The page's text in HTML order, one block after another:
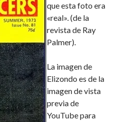
que esta foto era
«real». (de la
revista de Ray
Palmer).
La imagen de
Elizondo es de la
imagen de vista
previa de
YouTube para